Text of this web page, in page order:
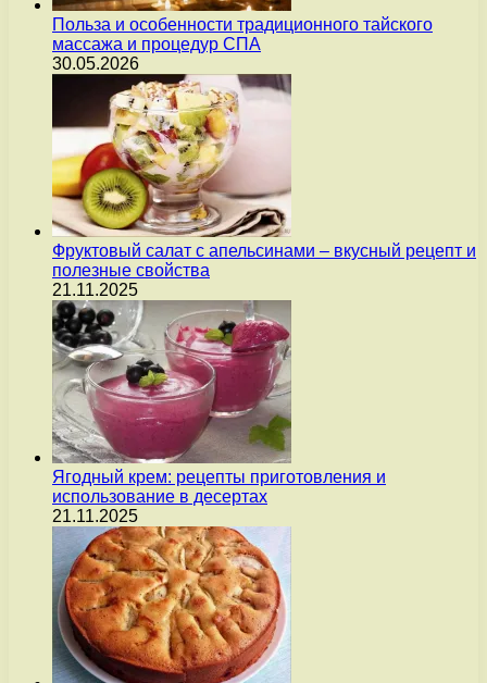
Польза и особенности традиционного тайского
массажа и процедур СПА
30.05.2026
Фруктовый салат с апельсинами – вкусный рецепт и
полезные свойства
21.11.2025
Ягодный крем: рецепты приготовления и
использование в десертах
21.11.2025